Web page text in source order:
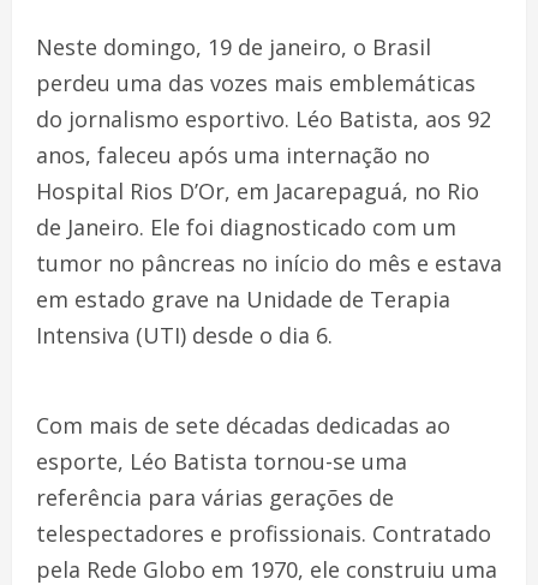
Neste domingo, 19 de janeiro, o Brasil
perdeu uma das vozes mais emblemáticas
do jornalismo esportivo. Léo Batista, aos 92
anos, faleceu após uma internação no
Hospital Rios D’Or, em Jacarepaguá, no Rio
de Janeiro. Ele foi diagnosticado com um
tumor no pâncreas no início do mês e estava
em estado grave na Unidade de Terapia
Intensiva (UTI) desde o dia 6.
Com mais de sete décadas dedicadas ao
esporte, Léo Batista tornou-se uma
referência para várias gerações de
telespectadores e profissionais. Contratado
pela Rede Globo em 1970, ele construiu uma